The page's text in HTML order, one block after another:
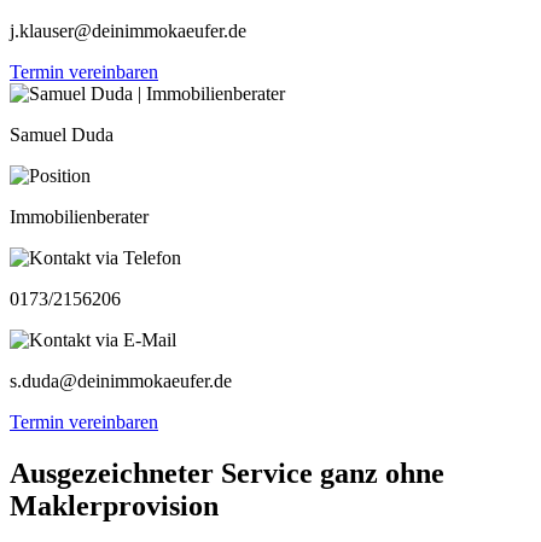
j.klauser@deinimmokaeufer.de
Termin vereinbaren
Samuel Duda
Immobilienberater
0173/2156206
s.duda@deinimmokaeufer.de
Termin vereinbaren
Ausgezeichneter Service ganz ohne
Maklerprovision